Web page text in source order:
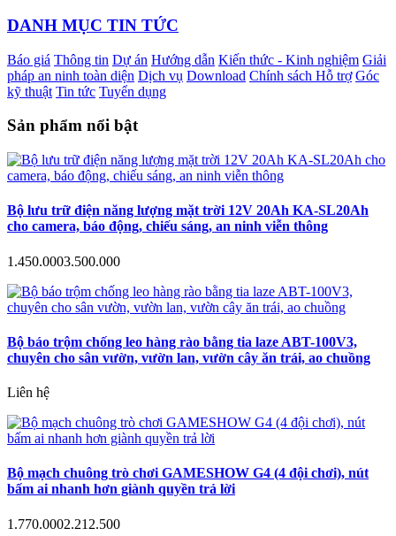
DANH MỤC TIN TỨC
Báo giá Thông tin Dự án Hướng dẫn Kiến thức - Kinh nghiệm Giải
pháp an ninh toàn diện Dịch vụ Download Chính sách Hỗ trợ Góc
kỹ thuật Tin tức Tuyển dụng
Sản phẩm nổi bật
Bộ lưu trữ điện năng lượng mặt trời 12V 20Ah KA-SL20Ah
cho camera, báo động, chiếu sáng, an ninh viễn thông
1.450.0003.500.000
Bộ báo trộm chống leo hàng rào bằng tia laze ABT-100V3,
chuyên cho sân vườn, vườn lan, vườn cây ăn trái, ao chuồng
Liên hệ
Bộ mạch chuông trò chơi GAMESHOW G4 (4 đội chơi), nút
bấm ai nhanh hơn giành quyền trả lời
1.770.0002.212.500